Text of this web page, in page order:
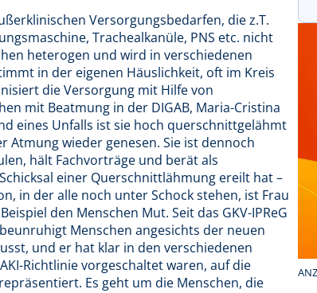
Versorgungsbedarfen, die z.T.
Trachealkanüle, PNS etc. nicht
heterogen und wird in verschiedenen
in der eigenen Häuslichkeit, oft im Kreis
die Versorgung mit Hilfe von
mit Beatmung in der DIGAB, Maria-Cristina
eines Unfalls ist sie hoch querschnittgelähmt
Atmung wieder genesen. Sie ist dennoch
hält Fachvorträge und berät als
einer Querschnittlähmung ereilt hat –
in der alle noch unter Schock stehen, ist Frau
den Menschen Mut. Seit das GKV-IPReG
Menschen angesichts der neuen
und er hat klar in den verschiedenen
Richtlinie vorgeschaltet waren, auf die
Es geht um die Menschen, die